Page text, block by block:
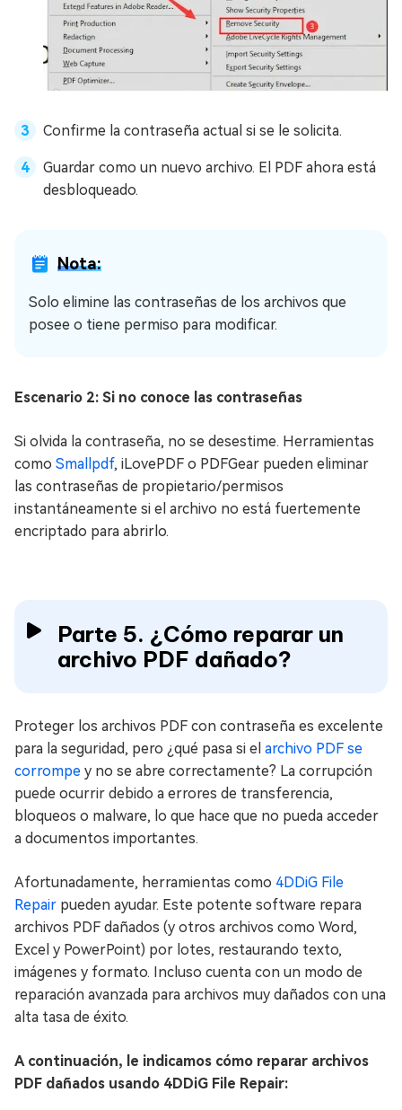
Confirme la contraseña actual si se le solicita.
Guardar como un nuevo archivo. El PDF ahora está
desbloqueado.
Nota:
Solo elimine las contraseñas de los archivos que
posee o tiene permiso para modificar.
Escenario 2: Si no conoce las contraseñas
Si olvida la contraseña, no se desestime. Herramientas
como Smallpdf, iLovePDF o PDFGear pueden eliminar
las contraseñas de propietario/permisos
instantáneamente si el archivo no está fuertemente
encriptado para abrirlo.
Parte 5. ¿Cómo reparar un
archivo PDF dañado?
Proteger los archivos PDF con contraseña es excelente
para la seguridad, pero ¿qué pasa si el archivo PDF se
corrompe y no se abre correctamente? La corrupción
puede ocurrir debido a errores de transferencia,
bloqueos o malware, lo que hace que no pueda acceder
a documentos importantes.
Afortunadamente, herramientas como 4DDiG File
Repair pueden ayudar. Este potente software repara
archivos PDF dañados (y otros archivos como Word,
Excel y PowerPoint) por lotes, restaurando texto,
imágenes y formato. Incluso cuenta con un modo de
reparación avanzada para archivos muy dañados con una
alta tasa de éxito.
A continuación, le indicamos cómo reparar archivos
PDF dañados usando 4DDiG File Repair: